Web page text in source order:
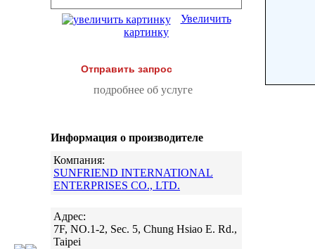
Увеличить
картинку
Отправить запрос
подробнее об услуге
Информация о производителе
Компания:
SUNFRIEND INTERNATIONAL
ENTERPRISES CO., LTD.
Адрес:
7F, NO.1-2, Sec. 5, Chung Hsiao E. Rd.,
Taipei